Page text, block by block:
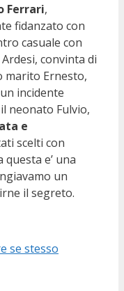
Ferrari,
fidanzato con
casuale con
Ardesi, convinta di
marito Ernesto,
incidente
neonato Fulvio,
e
scelti con
e’ una
un
il segreto.
se stesso